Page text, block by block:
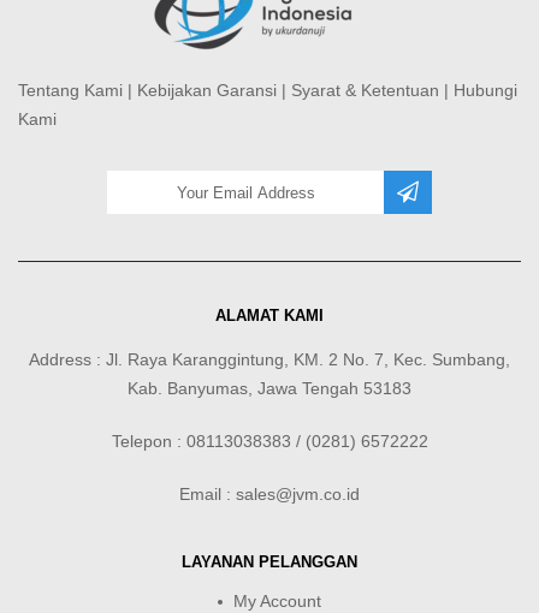
Tentang Kami | Kebijakan Garansi | Syarat & Ketentuan | Hubungi
Kami
ALAMAT KAMI
Address : Jl. Raya Karanggintung, KM. 2 No. 7, Kec. Sumbang,
Kab. Banyumas, Jawa Tengah 53183
Telepon : 08113038383 / (0281) 6572222
Email : sales@jvm.co.id
LAYANAN PELANGGAN
My Account